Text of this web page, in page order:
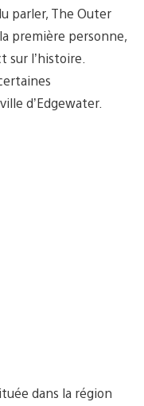
parler, The Outer
première personne,
sur l’histoire.
d’Edgewater.
dans la région